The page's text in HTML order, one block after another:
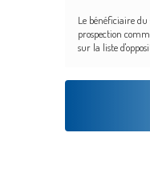
Le bénéficiaire
prospection
sur la liste